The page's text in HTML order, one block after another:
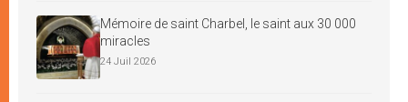
Mémoire de saint Charbel, le saint aux 30 000
miracles
24 Juil 2026